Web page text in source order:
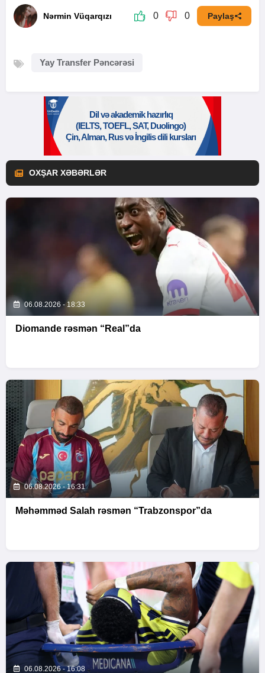
Nərmin Vüqarqızı 0 0 Paylaş
Yay Transfer Pəncərəsi
OXŞAR XƏBƏRLƏR
06.08.2026 - 18:33
Diomande rəsmən “Real”da
06.08.2026 - 16:31
Məhəmməd Salah rəsmən “Trabzonspor”da
06.08.2026 - 16:08